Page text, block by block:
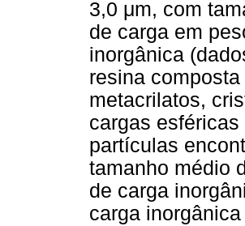
3,0 μm, com
de carga em
inorgânica
resina
metacrilatos,
cargas
partículas
tamanho médio
de carga
carga